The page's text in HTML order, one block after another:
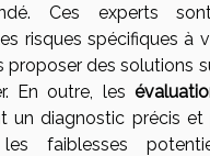
Ces experts
risques spécifiques à
proposer des solutions
En outre, les
un diagnostic précis
faiblesses